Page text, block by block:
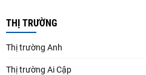
THỊ TRƯỜNG
Thị trường Anh
Thị trường Ai Cập